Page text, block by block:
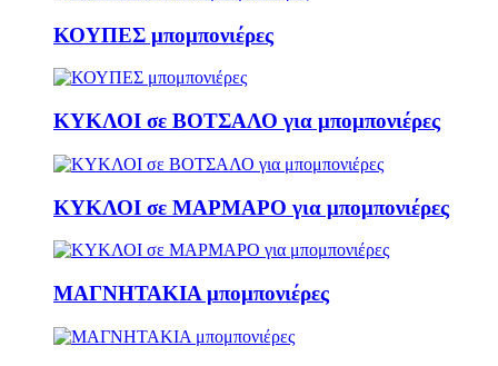
ΚΟΥΠΕΣ μπομπονιέρες
ΚΥΚΛΟΙ σε ΒΟΤΣΑΛΟ για μπομπονιέρες
ΚΥΚΛΟΙ σε ΜΑΡΜΑΡΟ για μπομπονιέρες
ΜΑΓΝΗΤΑΚΙΑ μπομπονιέρες